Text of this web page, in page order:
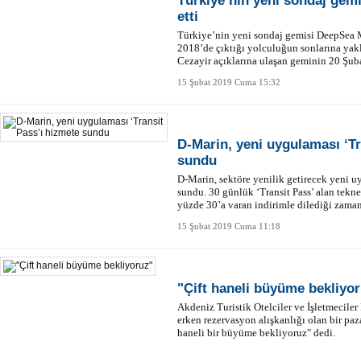
etti
Türkiye’nin yeni sondaj gemisi DeepSea
2018’de çıktığı yolculuğun sonlarına
Cezayir açıklarına ulaşan geminin 20
15 Şubat 2019 Cuma 15:32
D-Marin, yeni uygulaması
sundu
D-Marin, sektöre yenilik getirecek yeni
sundu. 30 günlük ‘Transit Pass’ alan
yüzde 30’a varan indirimle dilediği
15 Şubat 2019 Cuma 11:18
"Çift haneli büyüme
Akdeniz Turistik Otelciler ve İşletmeciler
erken rezervasyon alışkanlığı olan bir
haneli bir büyüme bekliyoruz" dedi.